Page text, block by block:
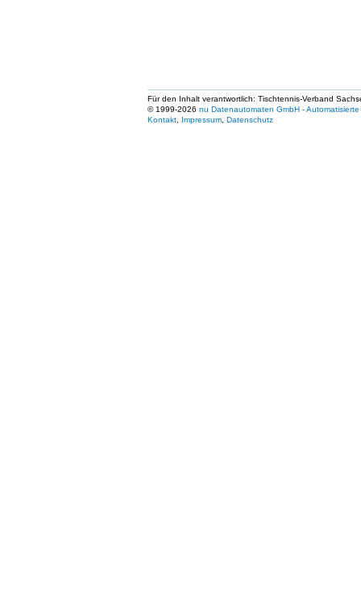
Für den Inhalt verantwortlich: Tischtennis-Verband
© 1999-2026 nu Datenautomaten GmbH -
Kontakt
Impressum Datenschutz